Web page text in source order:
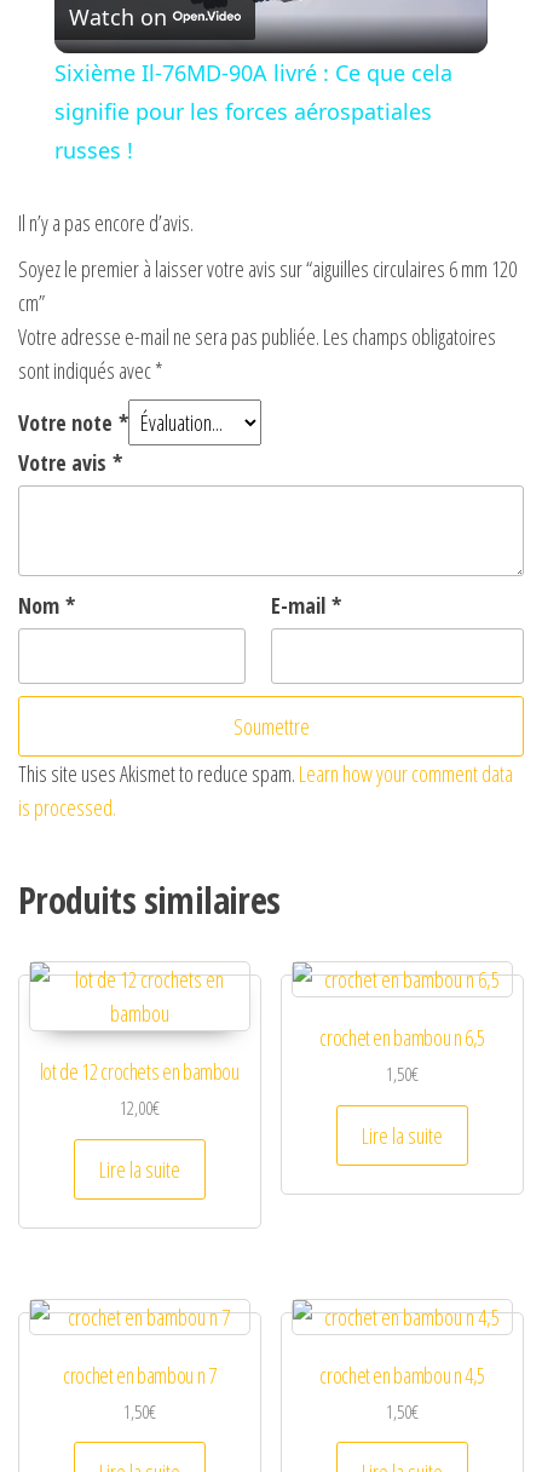
l
a
V
i
e
Watch on
Sixième Il-76MD-90A livré : Ce que cela
signifie pour les forces aérospatiales
russes !
Il n’y a pas encore d’avis.
Soyez le premier à laisser votre avis sur “aiguilles circulaires 6 mm 120
cm”
Votre adresse e-mail ne sera pas publiée. Les champs obligatoires
sont indiqués avec*
Votre note *
Votre avis *
Nom * E-mail *
This site uses Akismet to reduce spam. Learn how your comment data
is processed.
Produits similaires
lot de 12 crochets en bambou
12,00€
Lire la suite
crochet en bambou n 6,5
1,50€
Lire la suite
crochet en bambou n 7
1,50€
crochet en bambou n 4,5
1,50€